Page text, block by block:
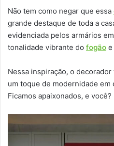
Não tem como negar que essa
grande destaque de toda a
evidenciada pelos armários
tonalidade vibrante do fogão e
Nessa inspiração, o decorador
um toque de modernidade
Ficamos apaixonados, e você?